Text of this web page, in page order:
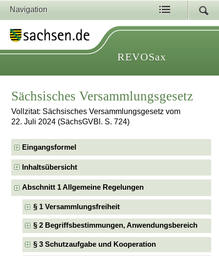
Navigation
REVOSax
Sächsisches Versammlungsgesetz
Vollzitat: Sächsisches Versammlungsgesetz vom
22. Juli 2024 (SächsGVBl. S. 724)
Eingangsformel
Inhaltsübersicht
Abschnitt 1 Allgemeine Regelungen
§ 1 Versammlungsfreiheit
§ 2 Begriffsbestimmungen, Anwendungsbereich
§ 3 Schutzaufgabe und Kooperation